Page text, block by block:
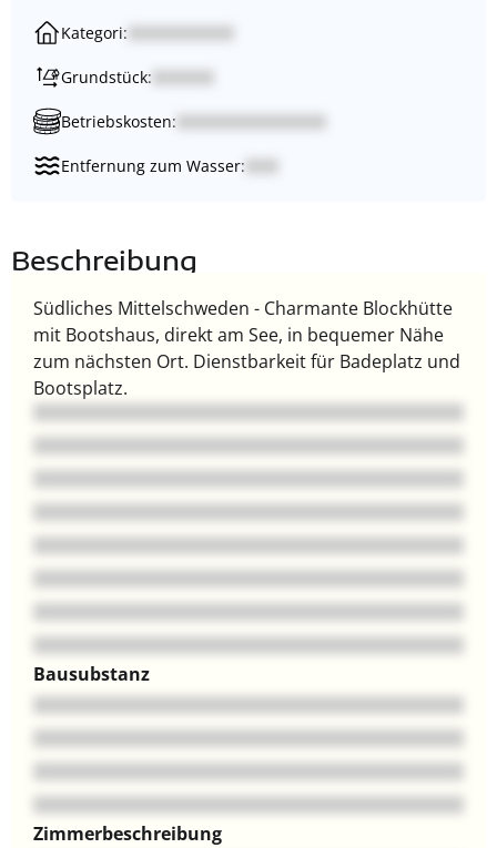
Kategori:
Grundstück:
Betriebskosten:
Entfernung zum Wasser:
Beschreibung
Südliches Mittelschweden - Charmante Blockhütte
mit Bootshaus, direkt am See, in bequemer Nähe
zum nächsten Ort. Dienstbarkeit für Badeplatz und
Bootsplatz.
Bausubstanz
Zimmerbeschreibung